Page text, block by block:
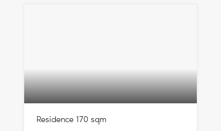
Residence 170 sqm